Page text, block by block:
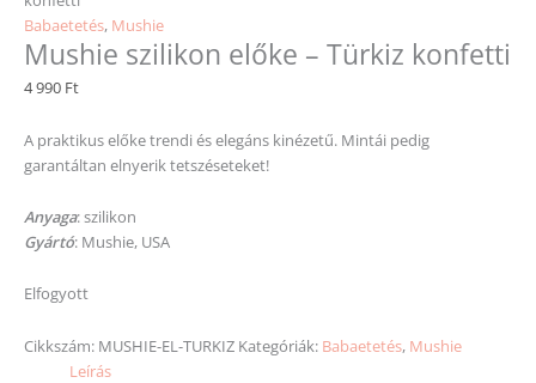
Babaetetés, Mushie
Mushie szilikon előke – Türkiz konfetti
4 990 Ft
A praktikus előke trendi és elegáns kinézetű. Mintái pedig
garantáltan elnyerik tetszéseteket!
Anyaga: szilikon
Gyártó: Mushie, USA
Elfogyott
Cikkszám: MUSHIE-EL-TURKIZ Kategóriák: Babaetetés, Mushie
Leírás